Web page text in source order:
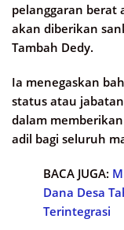
pelanggaran berat
akan diberikan
Tambah Dedy.
Ia menegaskan
status atau
dalam
adil bagi seluruh
BACA JUGA:
Dana Desa
Terintegrasi